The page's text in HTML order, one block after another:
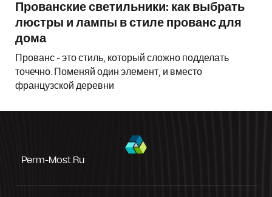
Прованские светильники: как выбрать
люстры и лампы в стиле прованс для
дома
Прованс - это стиль, который сложно подделать
точечно. Поменяй один элемент, и вместо
французской деревни
Perm-Most.ru